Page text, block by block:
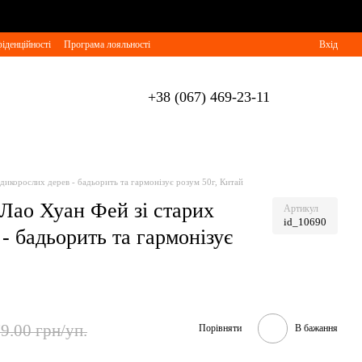
Програма лояльності Вхід
+38 (067) 469-23-11
дерев - бадьорить та гармонізує розум 50г, Китай
Хуан Фей зі старих
бадьорить та гармонізує
Артикул
id_10690
грн/уп. Порівняти В бажання